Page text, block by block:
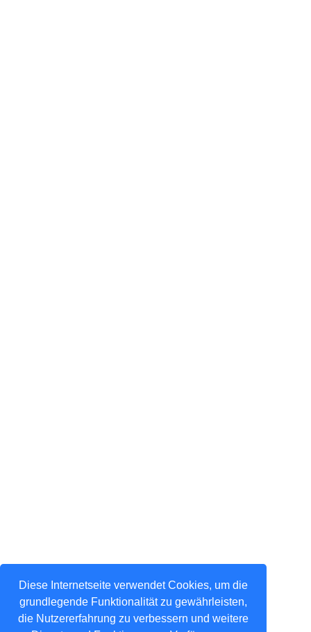
Diese Internetseite verwendet Cookies, um die
grundlegende Funktionalität zu gewährleisten,
die Nutzererfahrung zu verbessern und weitere